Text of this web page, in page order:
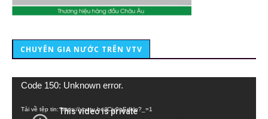
CHUYÊN GIA NƯỚC TRÊN VTV
Trình
Code 150: Unknown error.
Tải về tệp tin: https://youtu.be/lCiy9qEdklo?_=1